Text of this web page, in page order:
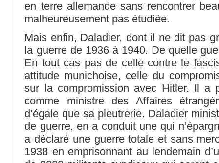
en terre allemande sans rencontrer
malheureusement pas étudiée.
Mais enfin, Daladier, dont il ne dit pas
la guerre de 1936 à 1940. De quelle
En tout cas pas de celle contre le
attitude munichoise, celle du
sur la compromission avec Hitler. Il a
comme ministre des Affaires
d’égale que sa pleutrerie. Daladier
de guerre, en a conduit une qui
a déclaré une guerre totale et sans
1938 en emprisonnant au lendemain